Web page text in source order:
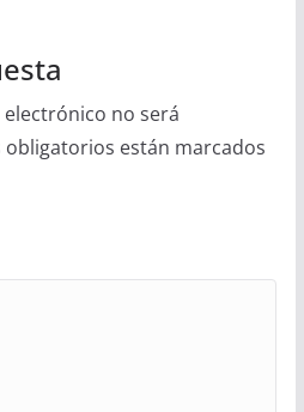
no será
obligatorios están marcados